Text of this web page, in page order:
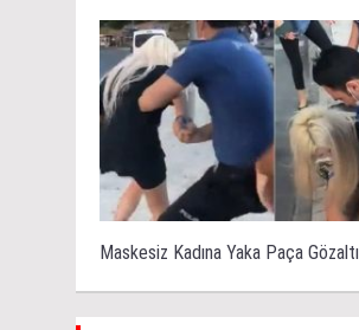
Maskesiz Kadına Yaka Paça Gözaltı